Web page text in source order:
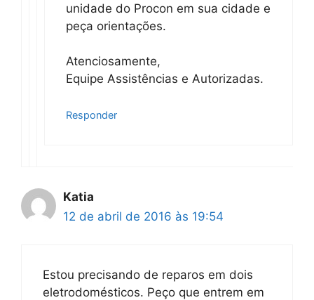
unidade do Procon em sua cidade e
peça orientações.
Atenciosamente,
Equipe Assistências e Autorizadas.
Responder
Katia
12 de abril de 2016 às 19:54
Estou precisando de reparos em dois
eletrodomésticos. Peço que entrem em